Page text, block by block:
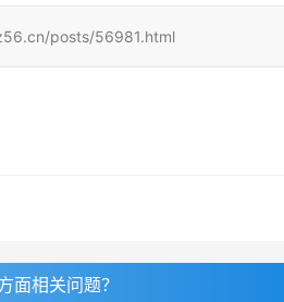
posts/56981.html
面相关问题？